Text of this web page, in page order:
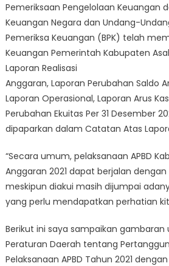
Pemeriksaan Pengelolaan Keuangan
Keuangan Negara dan Undang-
Pemeriksa Keuangan (BPK) telah
Keuangan Pemerintah Kabupaten
Laporan Realisasi
Anggaran, Laporan Perubahan Saldo
Laporan Operasional, Laporan Arus
Perubahan Ekuitas Per 31 Desember
dipaparkan dalam Catatan Atas
“Secara umum, pelaksanaan APBD
Anggaran 2021 dapat berjalan
meskipun diakui masih dijumpai
yang perlu mendapatkan perhatian
Berikut ini saya sampaikan
Peraturan Daerah tentang
Pelaksanaan APBD Tahun 2021